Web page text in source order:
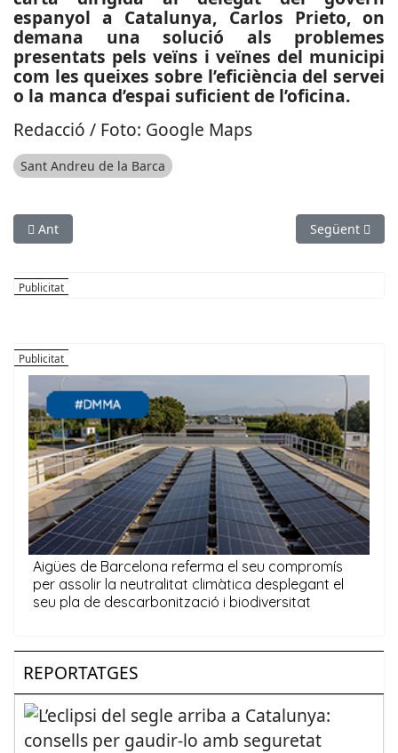
espanyol a Catalunya, Carlos Prieto, on
demana una solució als problemes
presentats pels veïns i veïnes del municipi
com les queixes sobre l’eficiència del servei
o la manca d’espai suficient de l’oficina.
Redacció / Foto: Google Maps
Sant Andreu de la Barca
Article anterior: SUCCESSOS: Operatiu de la Guàrdia Civil
Ant Article
Següent
REPORTATGES